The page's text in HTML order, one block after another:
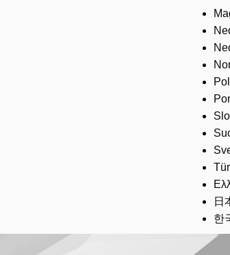
日
한